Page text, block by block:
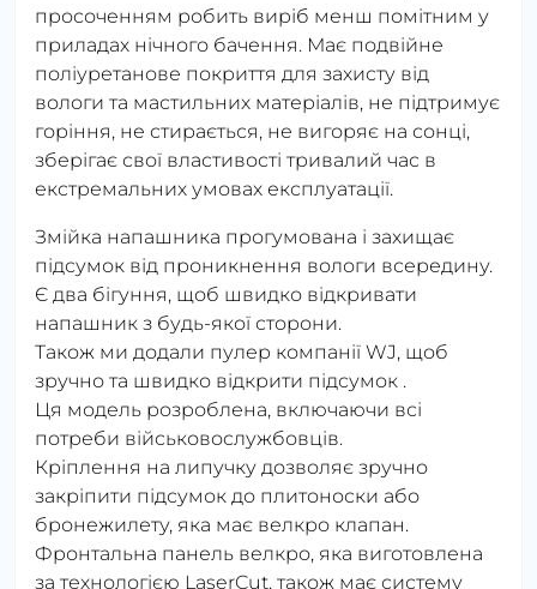
просоченням робить виріб менш помітним у
приладах нічного бачення. Має подвійне
поліуретанове покриття для захисту від
вологи та мастильних матеріалів, не підтримує
горіння, не стирається, не вигоряє на сонці,
зберігає свої властивості тривалий час в
екстремальних умовах експлуатації.
Змійка напашника прогумована і захищає
підсумок від проникнення вологи всередину.
Є два бігуння, щоб швидко відкривати
напашник з будь-якої сторони.
Також ми додали пулер компанії WJ, щоб
зручно та швидко відкрити підсумок .
Ця модель розроблена, включаючи всі
потреби військовослужбовців.
Кріплення на липучку дозволяє зручно
закріпити підсумок до плитоноски або
бронежилету, яка має велкро клапан.
Фронтальна панель велкро, яка виготовлена ​​
за технологією LaserCut, також має систему